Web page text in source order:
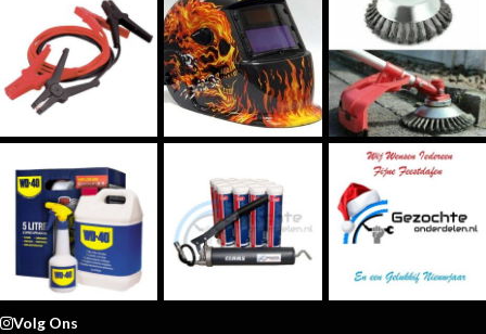
Volg Ons